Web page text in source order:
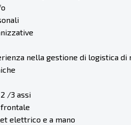
nella gestione di logistica
/3 assi
elettrico e a mano